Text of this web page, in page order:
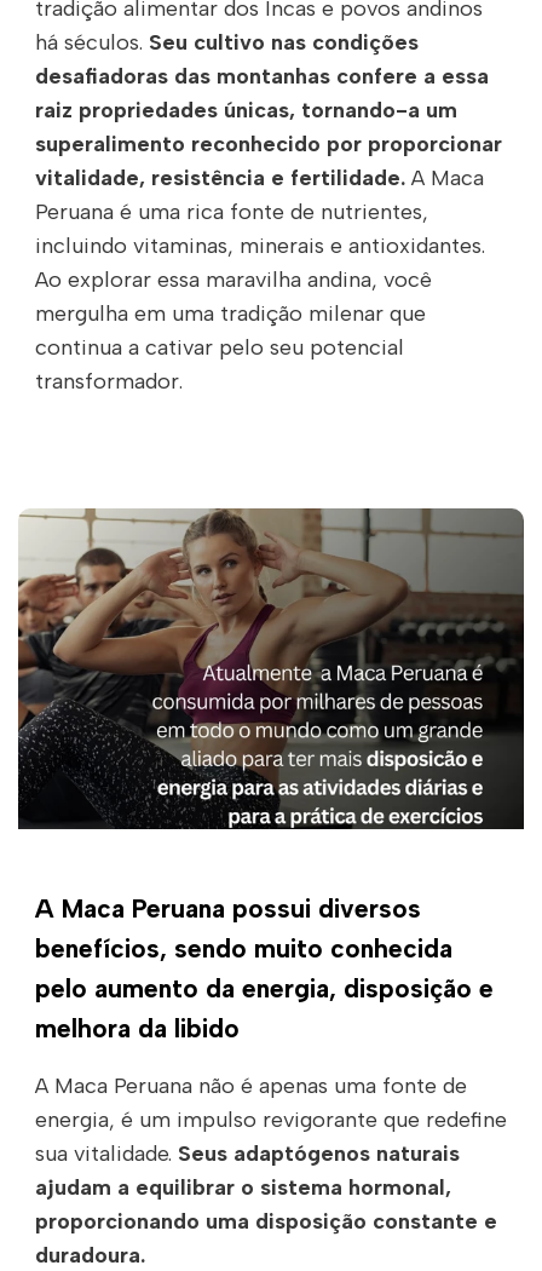
tradição alimentar dos Incas e povos andinos
há séculos. Seu cultivo nas condições
desafiadoras das montanhas confere a essa
raiz propriedades únicas, tornando-a um
superalimento reconhecido por proporcionar
vitalidade, resistência e fertilidade. A Maca
Peruana é uma rica fonte de nutrientes,
incluindo vitaminas, minerais e antioxidantes.
Ao explorar essa maravilha andina, você
mergulha em uma tradição milenar que
continua a cativar pelo seu potencial
transformador.
A Maca Peruana possui diversos
benefícios, sendo muito conhecida
pelo aumento da energia, disposição e
melhora da libido
A Maca Peruana não é apenas uma fonte de
energia, é um impulso revigorante que redefine
sua vitalidade. Seus adaptógenos naturais
ajudam a equilibrar o sistema hormonal,
proporcionando uma disposição constante e
duradoura.